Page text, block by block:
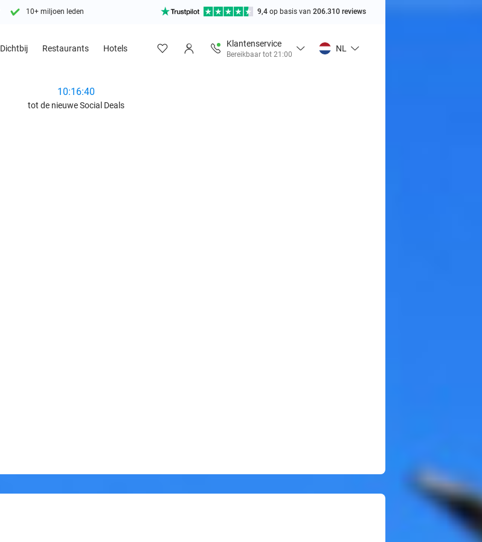
10+ miljoen leden 9,4 op basis van 206.310 reviews
Dichtbij Restaurants Hotels
Klantenservice
Bereikbaar tot 21:00
NL
10:16:38
tot de nieuwe Social Deals